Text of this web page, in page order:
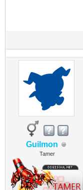
Guilmon
Tamer